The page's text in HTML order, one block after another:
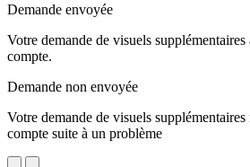
Demande envoyée
Votre demande de visuels supplémentaires
compte.
Demande non envoyée
Votre demande de visuels supplémentaires
compte suite à un problème